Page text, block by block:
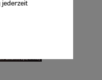
jederzeit